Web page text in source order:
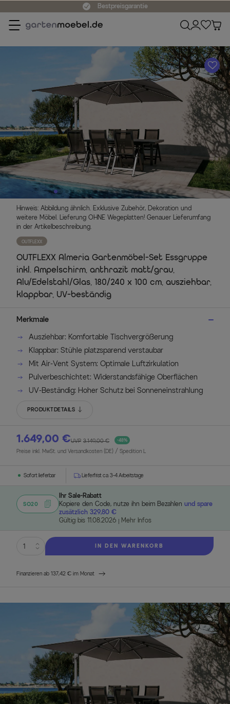
Bestpreisgarantie
A
Hinweis: Abbildung ähnlich. Exklusive Zubehör, Dekoration und
weitere Möbel. Lieferung OHNE Wegeplatten! Genauer Lieferumfang
in der Artikelbeschreibung.
OUTFLEXX
OUTFLEXX Almeria Gartenmöbel-Set Essgruppe
inkl. Ampelschirm, anthrazit matt/grau,
Alu/Edelstahl/Glas, 180/240 x 100 cm, ausziehbar,
klappbar, UV-beständig
Merkmale
Ausziehbar: Komfortable Tischvergrößerung
Klappbar: Stühle platzsparend verstaubar
Mit Air-Vent System: Optimale Luftzirkulation
Pulverbeschichtet: Widerstandsfähige Oberflächen
UV-Beständig: Hoher Schutz bei Sonneneinstrahlung
PRODUKTDETAILS
1.649,00 € -48%
UVP 3.149,00 €
Preise inkl. MwSt. und Versandkosten (DE) / Spedition L
Sofort lieferbar Lieferfrist ca. 3-4 Arbeitstage
SO20
Ihr Sale-Rabatt
Kopiere den Code, nutze ihn beim Bezahlen und spare
zusätzlich 329,80 €
Gültig bis 11.08.2026
Mehr Infos
IN DEN WARENKORB
Finanzieren ab 137,42 € im Monat